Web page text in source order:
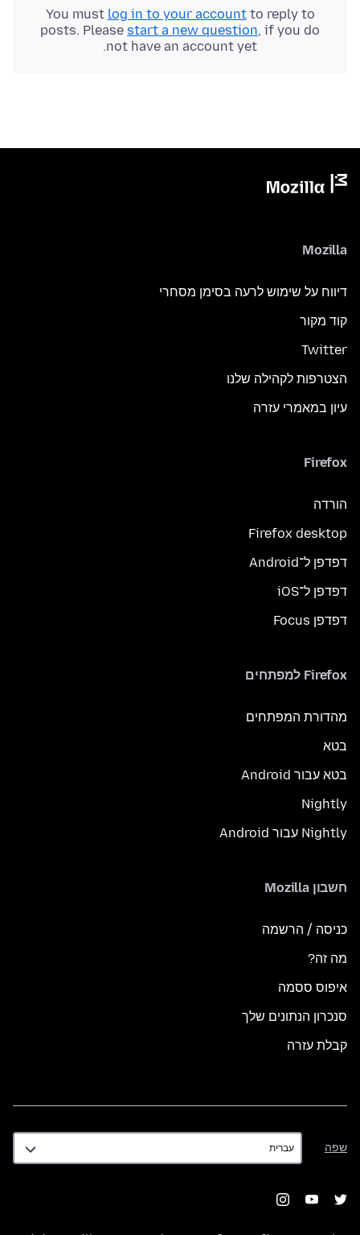
You must log in to your accountto reply to
posts. Please start a new question, if you do
not have an account yet.
Mozilla
דיווח על שימוש לרעה בסימן מסחרי
קוד מקור
Twitter
הצטרפות לקהילה שלנו
עיון במאמרי עזרה
Firefox
הורדה
Firefox desktop
דפדפן ל־Android
דפדפן ל־iOS
דפדפן Focus
Firefox למפתחים
מהדורת המפתחים
בטא
בטא עבור Android
Nightly
Nightly עבור Android
חשבון Mozilla
כניסה / הרשמה
מה זה?
איפוס ססמה
סנכרון הנתונים שלך
קבלת עזרה
שפה
שפה